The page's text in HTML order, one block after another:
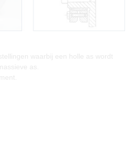
waarbij een holle as wordt
as.